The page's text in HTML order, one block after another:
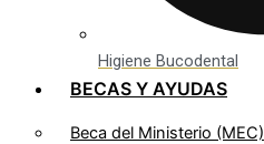
Higiene Bucodental
BECAS Y AYUDAS
Beca del Ministerio (MEC)